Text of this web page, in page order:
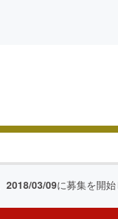
2018/03/09に募集を開始